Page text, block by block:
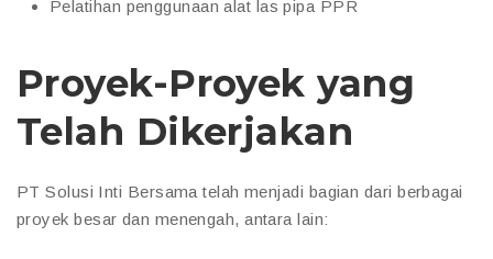
Pelatihan penggunaan alat las pipa PPR
Proyek-Proyek yang
Telah Dikerjakan
PT Solusi Inti Bersama telah menjadi bagian dari berbagai
proyek besar dan menengah, antara lain: